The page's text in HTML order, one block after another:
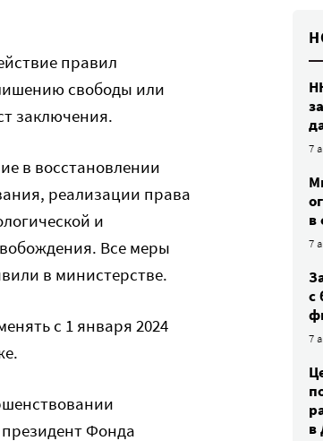
правил
свободы или
заключения.
в восстановлении
реализации права
и
Все меры
в министерстве.
с 1 января 2024
президент Фонда
7
в
7
с
7
в